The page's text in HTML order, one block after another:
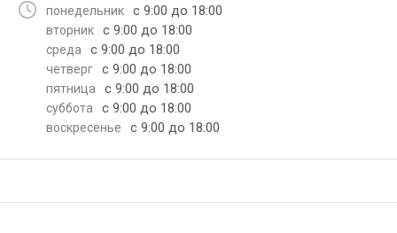
понедельник с 9:00 до 18:00
вторник с 9:00 до 18:00
среда с 9:00 до 18:00
четверг с 9:00 до 18:00
пятница с 9:00 до 18:00
суббота с 9:00 до 18:00
воскресенье с 9:00 до 18:00